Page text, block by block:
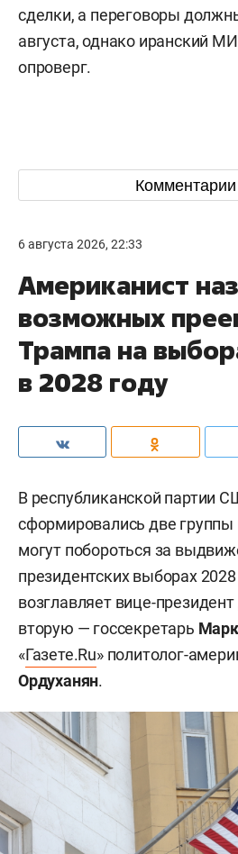
сделки, а переговоры
августа, однако иранский
опроверг.
Комментарии
6 августа 2026, 22:33
Американист
возможных
Трампа на
в 2028 году
В республиканской партии
сформировались две группы
могут побороться за
президентских выборах
возглавляет вице-президент
вторую — госсекретарь
«Газете.Ru» политолог-
Ордуханян.